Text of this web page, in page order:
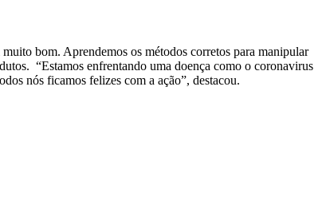
bom. Aprendemos os métodos corretos para manipular
“Estamos enfrentando uma doença como o coronavirus
nós ficamos felizes com a ação”, destacou.